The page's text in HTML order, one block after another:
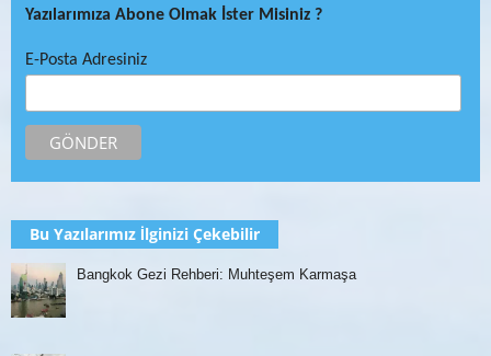
Yazılarımıza Abone Olmak İster Misiniz ?
E-Posta Adresiniz
Bu Yazılarımız İlginizi Çekebilir
Bangkok Gezi Rehberi: Muhteşem Karmaşa